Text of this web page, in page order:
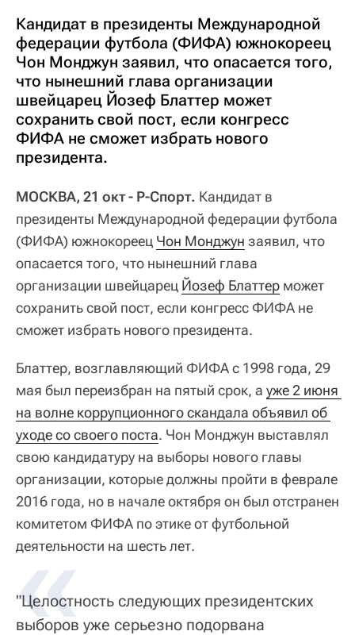
Кандидат в президенты Международной
федерации футбола (ФИФА) южнокореец
Чон Монджун заявил, что опасается того,
что нынешний глава организации
швейцарец Йозеф Блаттер может
сохранить свой пост, если конгресс
ФИФА не сможет избрать нового
президента.
МОСКВА, 21 окт - Р-Спорт. Кандидат в
президенты Международной федерации футбола
(ФИФА) южнокореец Чон Монджун заявил, что
опасается того, что нынешний глава
организации швейцарец Йозеф Блаттер может
сохранить свой пост, если конгресс ФИФА не
сможет избрать нового президента.
Блаттер, возглавляющий ФИФА с 1998 года, 29
мая был переизбран на пятый срок, а уже 2 июня
на волне коррупционного скандала объявил об
уходе со своего поста. Чон Монджун выставлял
свою кандидатуру на выборы нового главы
организации, которые должны пройти в феврале
2016 года, но в начале октября он был отстранен
комитетом ФИФА по этике от футбольной
деятельности на шесть лет.
"Целостность следующих президентских
выборов уже серьезно подорвана